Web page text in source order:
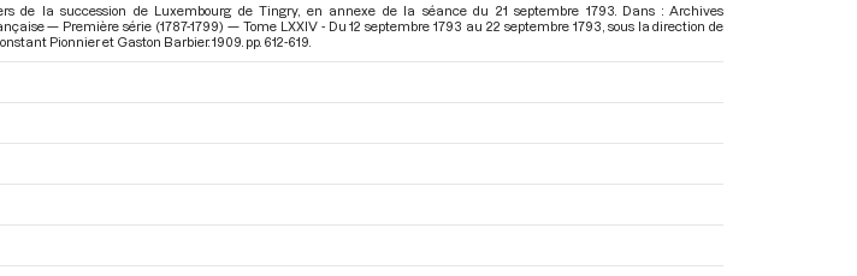
de la succession de Luxembourg de Tingry, en annexe de la séance du 21 septembre 1793. Dans : Archives
— Première série (1787-1799) — Tome LXXIV - Du 12 septembre 1793 au 22 septembre 1793 , sous la direction de
Pionnier et Gaston Barbier. 1909. pp. 612-619.